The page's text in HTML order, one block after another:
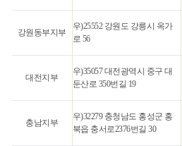
강원동부지부
우)25552 강원도 강릉시 옥가
로 56
대전지부
우)35057 대전광역시 중구 대
둔산로 350번길 19
충남지부
우)32279 충청남도 홍성군 홍
북읍 충서로2376번길 30